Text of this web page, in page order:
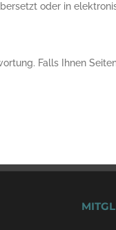
oder in
Falls Ihnen